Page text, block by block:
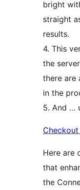
bright
straight
results.
4. This
the
there are
in the
5. And …
Here are
that
the